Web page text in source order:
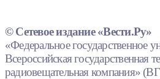
© Сетевое издание «Вести.Ру»
«Федеральное государственное
Всероссийская государственная
радиовещательная компания»